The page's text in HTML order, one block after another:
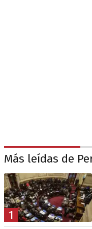
Más leídas de
1